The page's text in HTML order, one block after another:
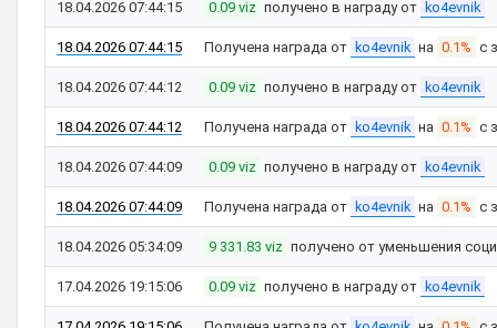
18.04.2026 07:44:15 0.09 viz получено в награду от ko4evnik
18.04.2026 07:44:15 Получена награда от ko4evnik на 0.1% с
18.04.2026 07:44:12 0.09 viz получено в награду от ko4evnik
18.04.2026 07:44:12 Получена награда от ko4evnik на 0.1% с
18.04.2026 07:44:09 0.09 viz получено в награду от ko4evnik
18.04.2026 07:44:09 Получена награда от ko4evnik на 0.1% с
18.04.2026 05:34:09 9 331.83 viz получено от уменьшения
17.04.2026 19:15:06 0.09 viz получено в награду от ko4evnik